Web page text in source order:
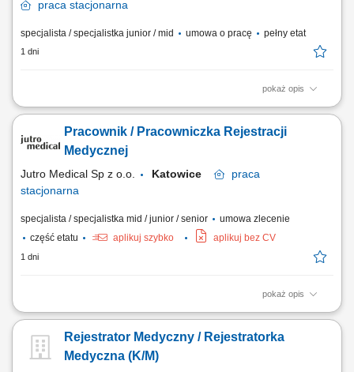
praca stacjonarna
specjalista / specjalistka junior / mid umowa o pracę pełny etat
1 dni
pokaż opis
Opis stanowiska Prowadzenie dokumentacji medycznej, zgodnie ze
dokumentów przychodzących i wychodzących; Zapewnienie
prawidłowego obiegu dokumentacji medycznej wewnątrz laboratorium;
Pracownik / Pracowniczka Rejestracji
Medycznej
Jutro Medical Sp z o.o. Katowice
praca
stacjonarna
specjalista / specjalistka mid / junior / senior
umowa zlecenie
część etatu
aplikuj szybko aplikuj bez CV
1 dni
pokaż opis
Opis stanowiska profesjonalna obsługa Pacjentów w placówce
weryfikowanie danych Pacjentów i kompletowanie wymaganej
dokumentacji; udzielanie informacji o dostępnych usługach oraz
Rejestrator Medyczny / Rejestratorka
Medyczna (K/M)